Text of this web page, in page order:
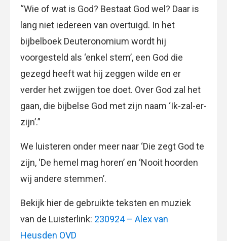
“Wie of wat is God? Bestaat God wel? Daar is
lang niet iedereen van overtuigd. In het
bijbelboek Deuteronomium wordt hij
voorgesteld als ‘enkel stem’, een God die
gezegd heeft wat hij zeggen wilde en er
verder het zwijgen toe doet. Over God zal het
gaan, die bijbelse God met zijn naam ‘Ik-zal-er-
zijn’.”
We luisteren onder meer naar ‘Die zegt God te
zijn, ‘De hemel mag horen’ en ‘Nooit hoorden
wij andere stemmen’.
Bekijk hier de gebruikte teksten en muziek
van de Luisterlink: 230924 – Alex van
Heusden OVD